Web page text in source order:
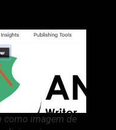
como imagem de